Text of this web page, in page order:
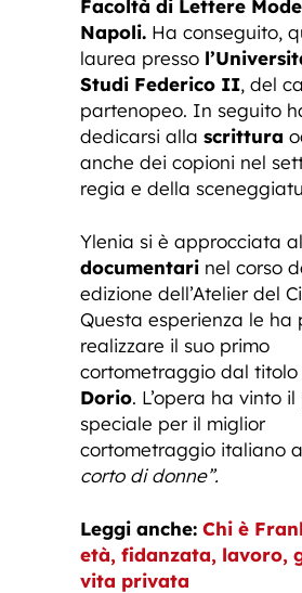
Facoltà di Lettere
Napoli. Ha conseguito,
laurea presso
Studi Federico II, del
partenopeo. In seguito
dedicarsi alla scrittura
anche dei copioni nel
regia e della
Ylenia si è approcciata
documentari nel corso
edizione dell’Atelier del
Questa esperienza le ha
realizzare il suo primo
cortometraggio dal titolo
Dorio. L’opera ha vinto
speciale per il miglior
cortometraggio italiano
corto di donne”.
Leggi anche: Chi è
età, fidanzata, lavoro,
vita privata